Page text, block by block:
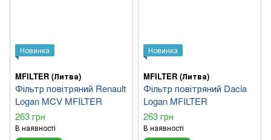
Новинка
MFILTER (Литва)
Фільтр повітряний Renault
Logan MCV MFILTER
263 грн
В наявності
Новинка
MFILTER (Литва)
Фільтр повітряний Dacia
Logan MFILTER
263 грн
В наявності